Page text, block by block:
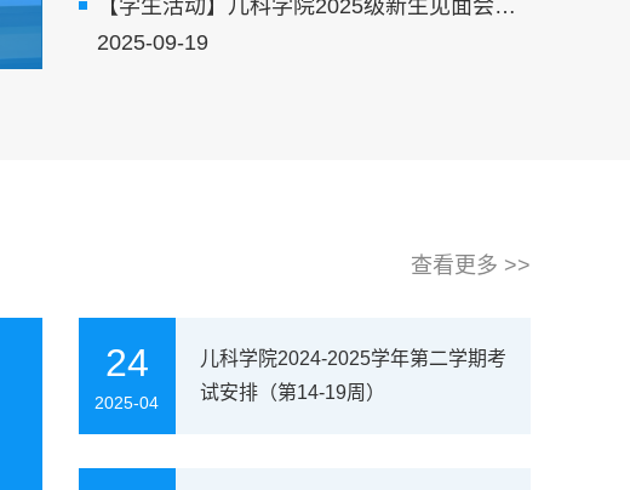
【学院活动】儿科学院孙锟院长一行赴重庆医科大
【学生活动】儿科学院2025级新生见面会暨
“了不起的儿科医生”系列活动之医者仁心在闵
2025-09-19
查看更多 >>
24
2025-04
儿科学院2024-2025学年第二学期考
试安排（第14-19周）